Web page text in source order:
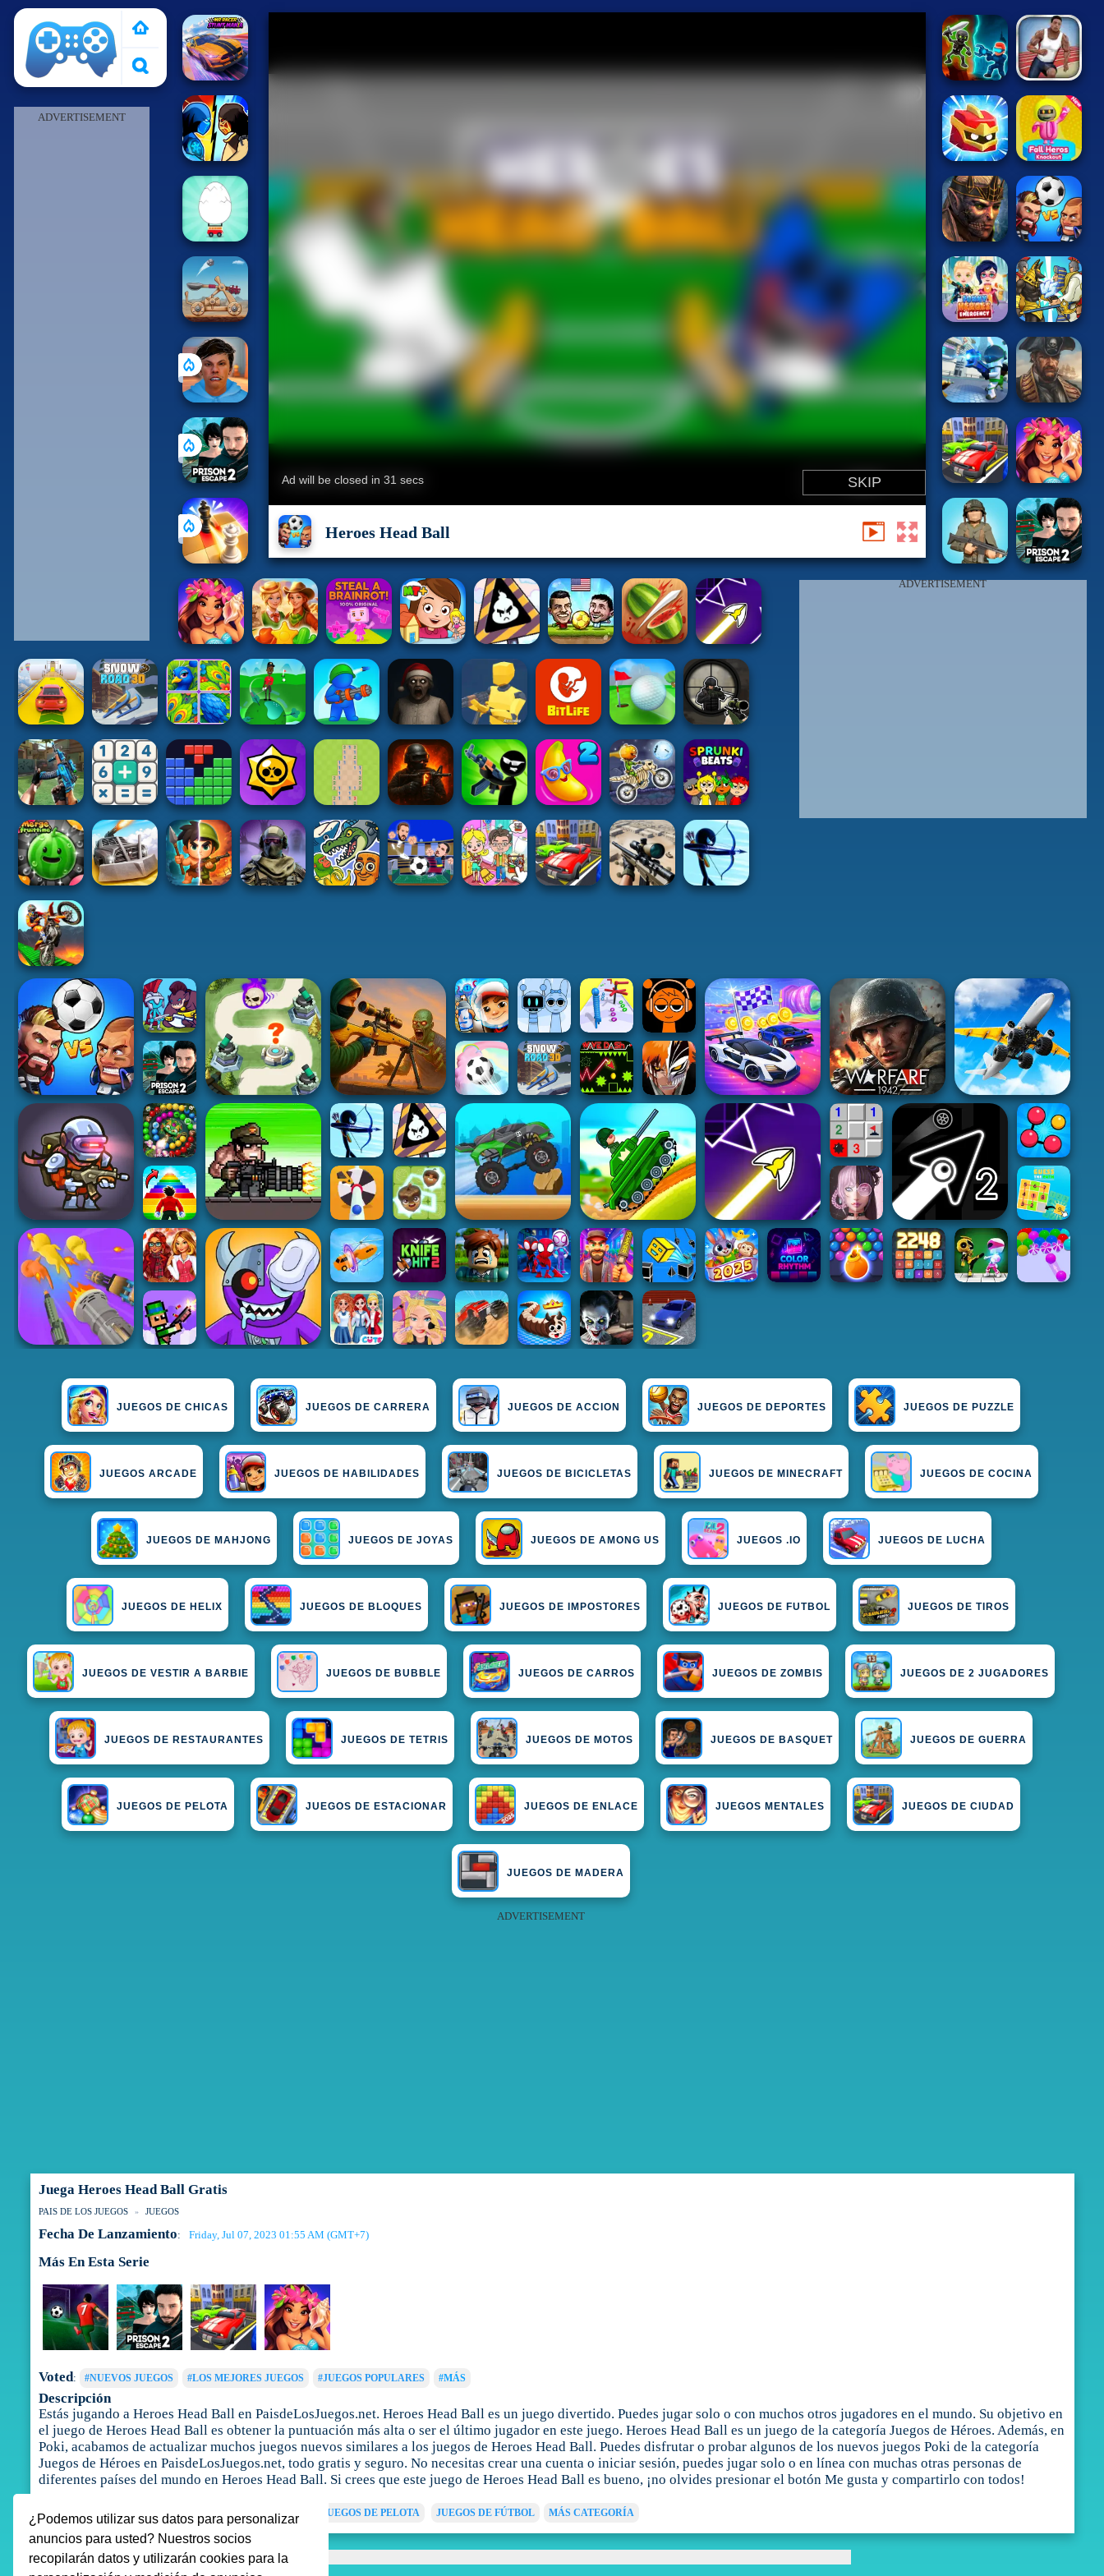
¿Podemos utilizar sus datos para personalizar
anuncios para usted? Nuestros socios
recopilarán datos y utilizarán cookies para la
ADVERTISEMENT
Heroes Head Ball
ADVERTISEMENT
JUEGOS DE CHICAS JUEGOS DE CARRERA JUEGOS DE ACCION JUEGOS DE DEPORTES JUEGOS DE PUZZLE
JUEGOS ARCADE JUEGOS DE HABILIDADES JUEGOS DE BICICLETAS JUEGOS DE MINECRAFT JUEGOS DE COCINA
JUEGOS DE MAHJONG JUEGOS DE JOYAS JUEGOS DE AMONG US JUEGOS .IO JUEGOS DE LUCHA
JUEGOS DE HELIX JUEGOS DE BLOQUES JUEGOS DE IMPOSTORES JUEGOS DE FUTBOL JUEGOS DE TIROS
JUEGOS DE VESTIR A BARBIE JUEGOS DE BUBBLE JUEGOS DE CARROS JUEGOS DE ZOMBIS JUEGOS DE 2 JUGADORES
JUEGOS DE RESTAURANTES JUEGOS DE TETRIS JUEGOS DE MOTOS JUEGOS DE BASQUET JUEGOS DE GUERRA
JUEGOS DE PELOTA JUEGOS DE ESTACIONAR JUEGOS DE ENLACE JUEGOS MENTALES JUEGOS DE CIUDAD
JUEGOS DE MADERA
ADVERTISEMENT
Juega Heroes Head Ball Gratis
PAIS DE LOS JUEGOS JUEGOS
Fecha De Lanzamiento: Friday, Jul 07, 2023 01:55 AM (GMT+7)
Más En Esta Serie
Voted: #NUEVOS JUEGOS #LOS MEJORES JUEGOS #JUEGOS POPULARES #MÁS
Descripción
Estás jugando a Heroes Head Ball en PaisdeLosJuegos.net. Heroes Head Ball es un juego divertido. Puedes jugar solo o con muchos otros jugadores en el mundo. Su objetivo en
el juego de Heroes Head Ball es obtener la puntuación más alta o ser el último jugador en este juego. Heroes Head Ball es un juego de la categoría Juegos de Héroes. Además, en
Poki, acabamos de actualizar muchos juegos nuevos similares a los juegos de Heroes Head Ball. Puedes disfrutar o probar algunos de los nuevos juegos Poki de la categoría
Juegos de Héroes en PaisdeLosJuegos.net, todo gratis y seguro. No necesitas crear una cuenta o iniciar sesión, puedes jugar solo o en línea con muchas otras personas de
diferentes países del mundo en Heroes Head Ball. Si crees que este juego de Heroes Head Ball es bueno, ¡no olvides presionar el botón Me gusta y compartirlo con todos!
Tags JUEGOS DE HÉROES JUEGOS DE DEPORTES JUEGOS DE PELOTA JUEGOS DE FÚTBOL MÁS CATEGORÍA